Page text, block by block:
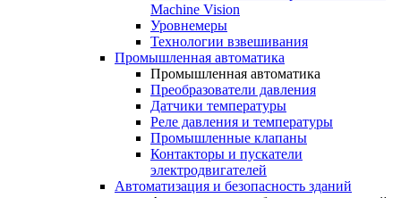
Machine Vision
Уровнемеры
Технологии взвешивания
Промышленная автоматика
Промышленная автоматика
Преобразователи давления
Датчики температуры
Реле давления и температуры
Промышленные клапаны
Контакторы и пускатели
электродвигателей
Автоматизация и безопасность зданий